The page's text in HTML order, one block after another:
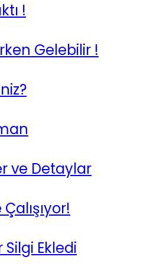
!
Gelebilir !
ve Detaylar
Ekledi